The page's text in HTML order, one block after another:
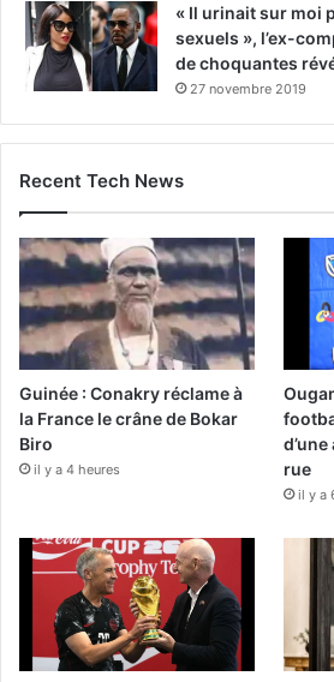
« Il urinait sur moi
sexuels », l’ex-
de choquantes
27 novembre 2019
Recent Tech News
Guinée : Conakry réclame à
la France le crâne de Bokar
Biro
il y a 4 heures
rue
il y a